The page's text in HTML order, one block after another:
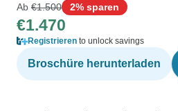
Ab €1.500 2% sparen
€1.470
Registrieren to unlock savings
Broschüre herunterladen